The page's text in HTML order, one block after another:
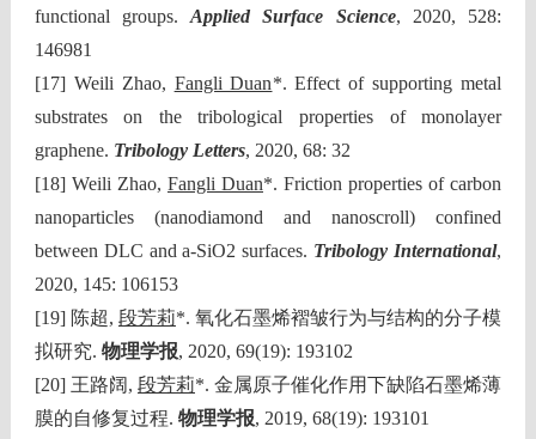
functional groups.Applied Surface Science, 2020, 528:
146981
[17] Weili Zhao, Fangli Duan*. Effect of supporting metal
substrates on the tribological properties of monolayer
graphene. Tribology Letters, 2020, 68: 32
[18] Weili Zhao, Fangli Duan*. Friction properties of carbon
nanoparticles (nanodiamond and nanoscroll) confined
between DLC and a-SiO2 surfaces. Tribology International,
2020, 145: 106153
[19] 陈超, 段芳莉*. 氧化石墨烯褶皱行为与结构的分子模
拟研究. 物理学报, 2020, 69(19): 193102
[20] 王路阔, 段芳莉*. 金属原子催化作用下缺陷石墨烯薄
膜的自修复过程. 物理学报, 2019, 68(19): 193101